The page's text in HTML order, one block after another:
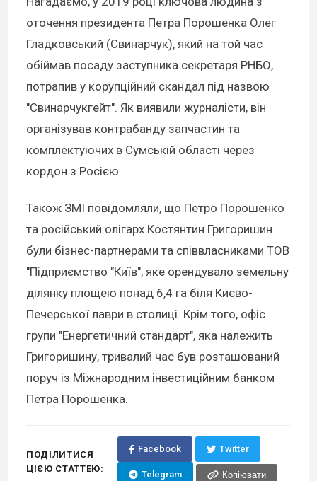
оточення президента Петра Порошенка Олег
Гладковський (Свинарчук), який на той час
обіймав посаду заступника секретаря РНБО,
потрапив у корупційний скандал під назвою
"Свинарчукгейт". Як виявили журналісти, він
організував контрабанду запчастин та
комплектуючих в Сумській області через
кордон з Росією.
Також ЗМІ повідомляли, що Петро Порошенко
та російський олігарх Костянтин Григоришин
були бізнес-партнерами та співвласниками ТОВ
"Підприємство "Київ", яке орендувало земельну
ділянку площею понад 6,4 га біля Києво-
Печерської лаври в столиці. Крім того, офіс
групи "Енергетичний стандарт", яка належить
Григоришину, тривалий час був розташований
поруч із Міжнародним інвестиційним банком
Петра Порошенка.
ПОДІЛИТИСЯ
ЦІЄЮ СТАТТЕЮ:
Facebook Twitter
Telegram Копіювати